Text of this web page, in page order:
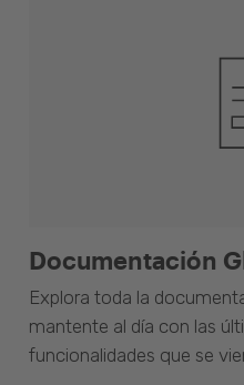
Documentación
Explora toda la
mantente al día con las
funcionalidades que se